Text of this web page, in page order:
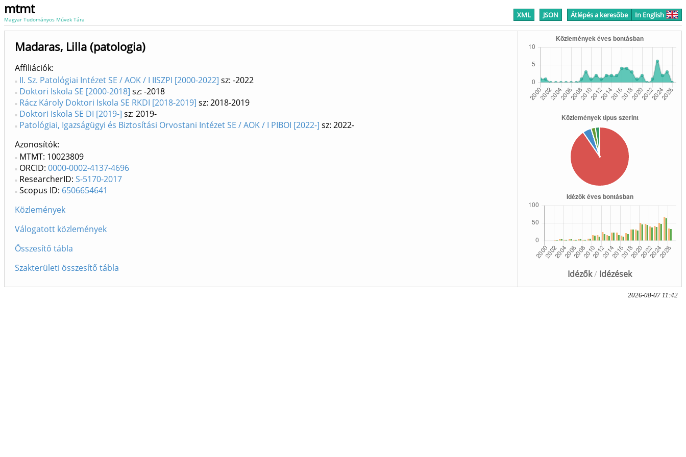
mtmt
Magyar Tudományos Művek Tára XML JSON Átlépés a keresőbe In English
Idézők/ Idézések
Madaras, Lilla (patologia)
Affiliációk
II. Sz. Patológiai Intézet SE / AOK / I IISZPI [2000-2022] sz: -2022
Doktori Iskola SE [2000-2018] sz: -2018
Rácz Károly Doktori Iskola SE RKDI [2018-2019] sz: 2018-2019
Doktori Iskola SE DI [2019-] sz: 2019-
Patológiai, Igazságügyi és Biztosítási Orvostani Intézet SE / AOK / I PIBOI [2022-] sz: 2022-
Azonosítók
MTMT: 10023809
ORCID: 0000-0002-4137-4696
ResearcherID: S-5170-2017
Scopus ID: 6506654641
Közlemények
Válogatott közlemények
Összesítő tábla
Szakterületi összesítő tábla
2026-08-07 11:42